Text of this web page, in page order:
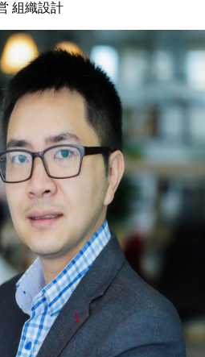
組織設計